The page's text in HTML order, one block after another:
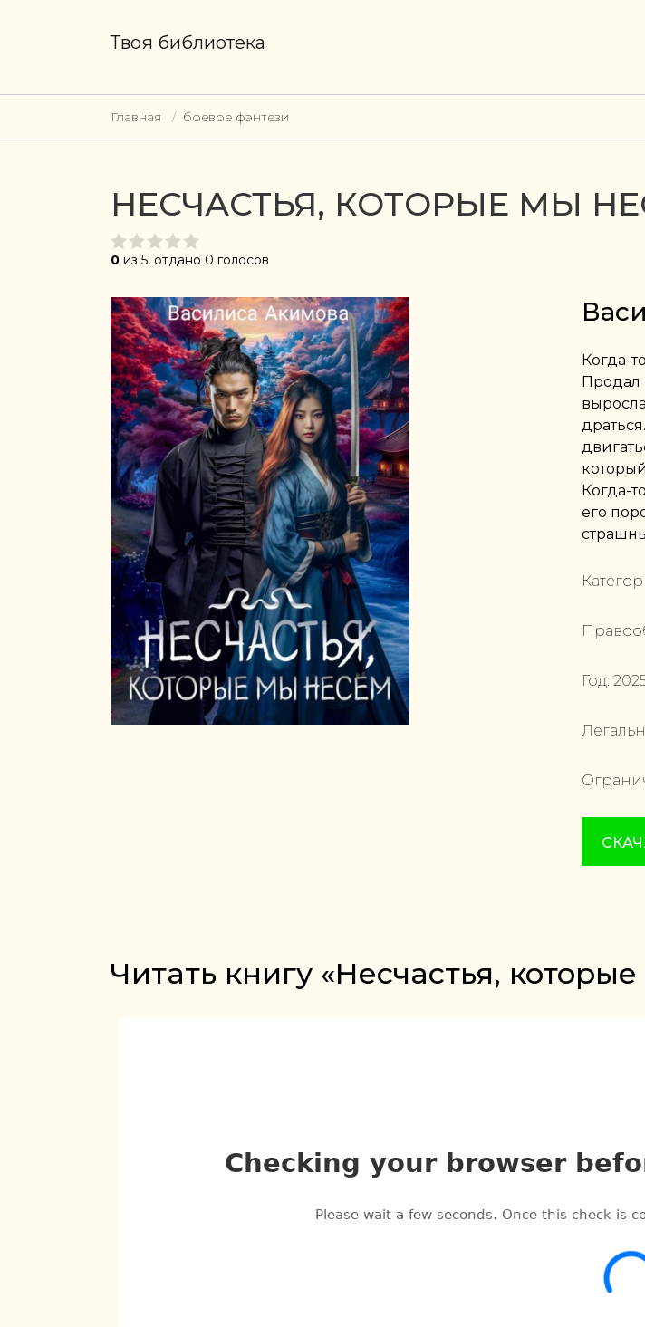
Твоя библиотека
Главная боевое фэнтези
НЕСЧАСТЬЯ, КОТОРЫЕ МЫ
0 из 5, отдано 0 голосов
Когда-
Продал
Когда-
его
Год:
Читать книгу «Несчастья,